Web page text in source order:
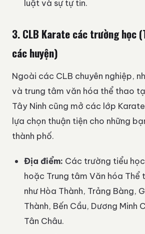
luật và sự tự tin.
3. CLB Karate các trường học
các huyện)
Ngoài các CLB chuyên nghiệp,
và trung tâm văn hóa thể thao
Tây Ninh cũng mở các lớp
lựa chọn thuận tiện cho những
thành phố.
Địa điểm: Các trường tiểu
hoặc Trung tâm Văn hóa Thể
như Hòa Thành, Trảng Bàng,
Thành, Bến Cầu, Dương Minh
Tân Châu.